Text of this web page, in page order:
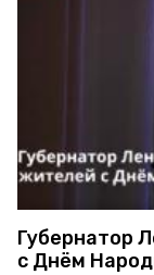
Губернатор
с Днём